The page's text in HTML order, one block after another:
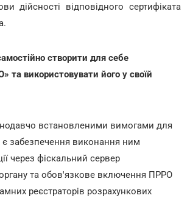
дійсності відповідного сертифіката
створити для себе
та використовувати його у своїй
встановленими вимогами для
є забезпечення виконання ним
через фіскальний сервер
та обов'язкове включення ПРРО
реєстраторів розрахункових